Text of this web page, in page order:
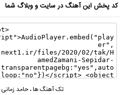
کد پخش این آهنگ در سایت و وبلاگ شما
تک آهنگ ها،حامد زمانی